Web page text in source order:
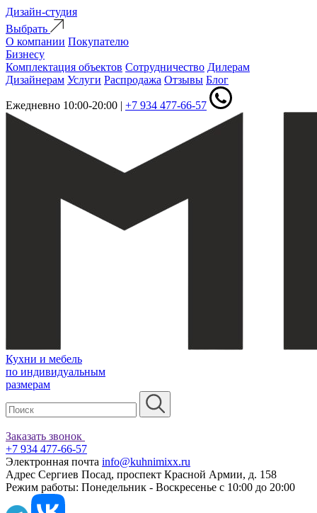
Дизайн-студия
Выбрать
О компании Покупателю
Бизнесу
Комплектация объектов Сотрудничество Дилерам
Дизайнерам Услуги Распродажа Отзывы Блог
Ежедневно 10:00-20:00 | +7 934 477-66-57
Кухни и мебель
по индивидуальным
размерам
Заказать звонок
+7 934 477-66-57
Электронная почта info@kuhnimixx.ru
Адрес Сергиев Посад, проспект Красной Армии, д. 158
Режим работы: Понедельник - Воскресенье с 10:00 до 20:00